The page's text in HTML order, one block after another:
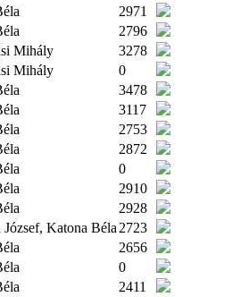
2971
2796
Mihály
3278
Mihály
0
3478
3117
2753
2872
0
2910
2928
József, Katona Béla 2723
2656
0
2411